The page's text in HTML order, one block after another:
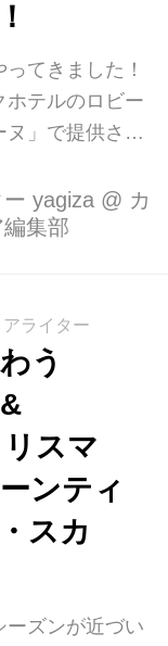
てきました！
ホテルのロビー
ヌ」で提供され
ヌーンティー
ごしません
が散りばめら
yagiza @ カ
集部
ライター
う
スマ
ンティ
スカ
ーズンが近づい